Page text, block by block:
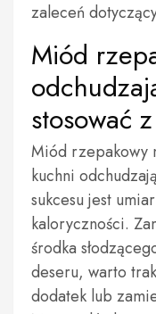
zaleceń
Miód
stosować
Miód rzepakowy
kuchni
sukcesu jest
kaloryczności.
środka
deseru, warto
dodatek lub